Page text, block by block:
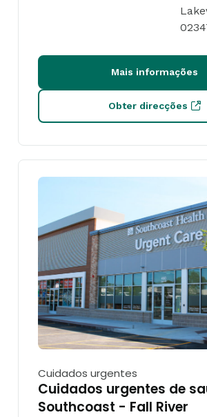
Mais informações
Obter direcções
Cuidados urgentes
Cuidados urgentes de
Southcoast - Fall River